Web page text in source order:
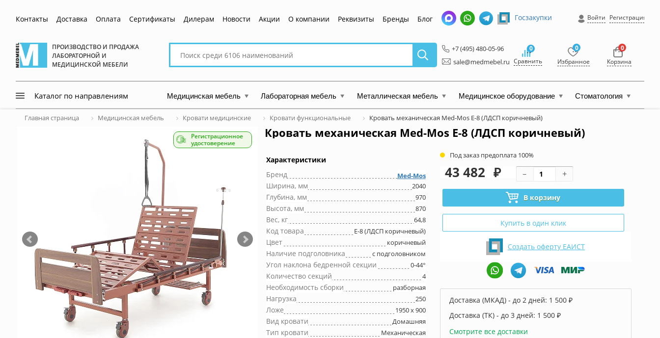
Контакты Доставка Оплата Сертификаты Дилерам Новости Акции О компании Реквизиты Бренды Блог
ПРОИЗВОДСТВО И ПРОДАЖА
ЛАБОРАТОРНОЙ И
МЕДИЦИНСКОЙ МЕБЕЛИ
Поиск
сайту
Госзакупки Войти Регистрация
+7 (495) 480-05-96
sale@medmebel.ru
0
Сравнить
0
Избранное
0
Корзина
Каталог по направлениям Медицинская мебель Лабораторная мебель Металлическая мебель Медицинское оборудование Стоматология
Главная страница Медицинская мебель Кровати медицинские Кровати функциональные Кровать механическая Med-Mos Е-8 (ЛДСП коричневый)
Кровать механическая Med-Mos Е-8 (ЛДСП коричневый)
Регистрационное
удостоверение
Характеристики
Бренд
Med-Mos
Ширина, мм 2040
Глубина, мм 970
Высота, мм 870
Вес, кг 64,8
Код товара Е-8 (ЛДСП коричневый)
Цвет коричневый
Наличие подголовника с подголовником
Угол наклона бедренной секции 0-44°
Количество секций 4
Необходимость сборки разборная
Нагрузка 250
Ложе 1950 х 900
Вид кровати Домашняя
Тип кровати Механическая
Под заказ предоплата 100%
43 482 ₽
В корзину
Купить в один клик
Создать оферту ЕАИСТ
Доставка (МКАД) - до 2 дней: 1 500 ₽
Доставка (ТК) - до 3 дней: 1 500 ₽
Смотрите все доставки